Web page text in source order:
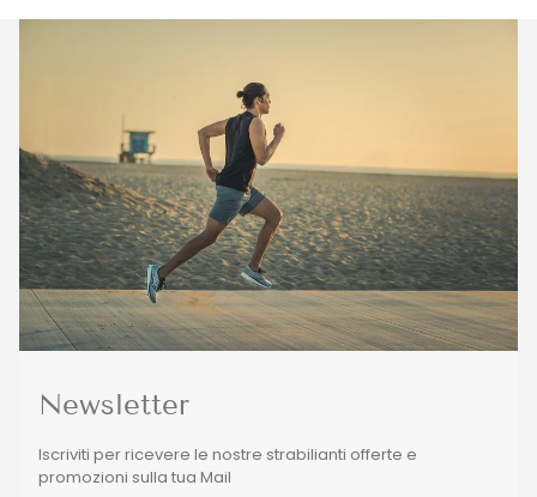
Newsletter
Iscriviti per ricevere le nostre strabilianti offerte e
promozioni sulla tua Mail